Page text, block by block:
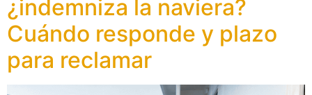
¿indemniza la naviera?
Cuándo responde y plazo
para reclamar